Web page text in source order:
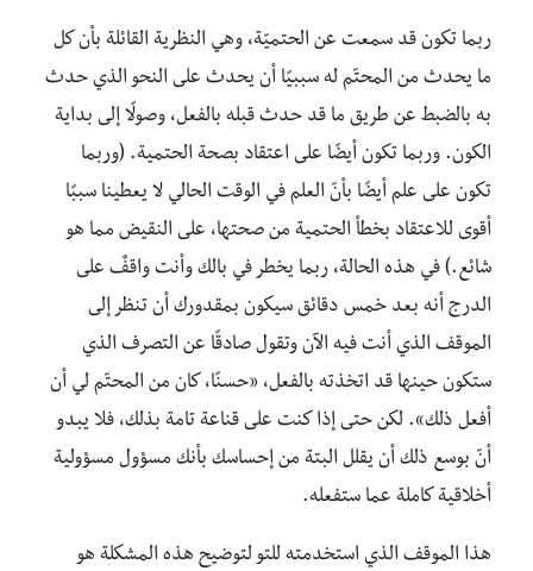
ربما تكون قد سمعت عن الحتميّة، وهي النظرية القائلة بأن كل
ما يحدث من المحتّم له سببيًا أن يحدث على النحو الذي حدث
به بالضبط عن طريق ما قد حدث قبله بالفعل، وصولًا إلى بداية
الكون. وربما تكون أيضًا على اعتقاد بصحة الحتمية. (وربما
تكون على علم أيضًا بأنّ العلم في الوقت الحالي لا يعطينا سببًا
أقوى للاعتقاد بخطأ الحتمية من صحتها، على النقيض مما هو
شائع.) في هذه الحالة، ربما يخطر في بالك وأنت واقفٌ على
الدرج أنه بعد خمس دقائق سيكون بمقدورك أن تنظر إلى
الموقف الذي أنت فيه الآن وتقول صادقًا عن التصرف الذي
ستكون حينها قد اتخذته بالفعل، «حسنًا، كان من المحتّم لي أن
أفعل ذلك». لكن حتى إذا كنت على قناعة تامة بذلك، فلا يبدو
أنّ بوسع ذلك أن يقلل البتة من إحساسك بأنك مسؤول مسؤولية
أخلاقية كاملة عما ستفعله.
هذا الموقف الذي استخدمته للتو لتوضيح هذه المشكلة هو